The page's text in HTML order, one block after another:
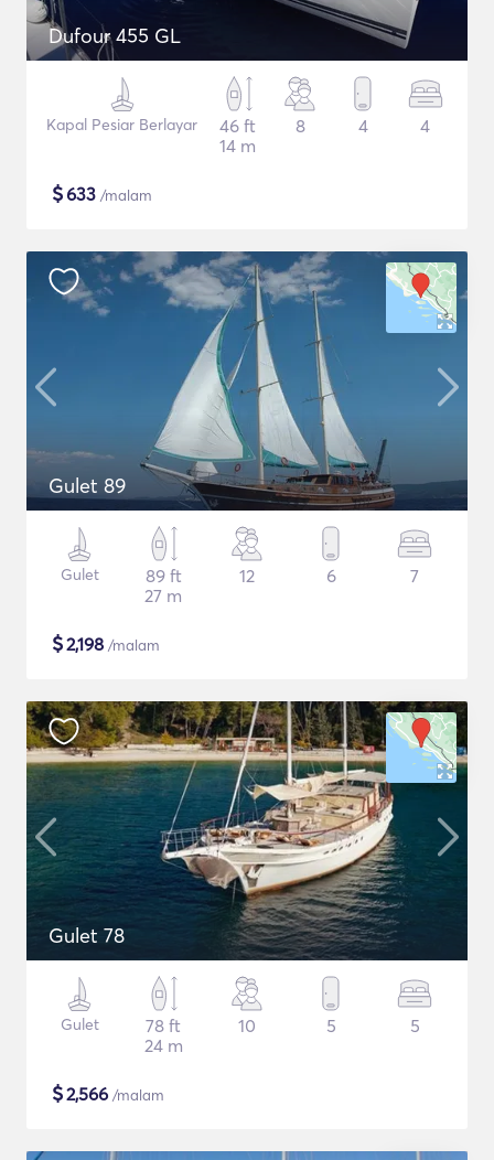
Dufour 455 GL
Kapal Pesiar Berlayar
46 ft
14 m
8 4 4
$633 /malam
Gulet 89
Gulet
89 ft
27 m
12 6 7
$2,198 /malam
Gulet 78
Gulet
78 ft
24 m
10 5 5
$2,566 /malam